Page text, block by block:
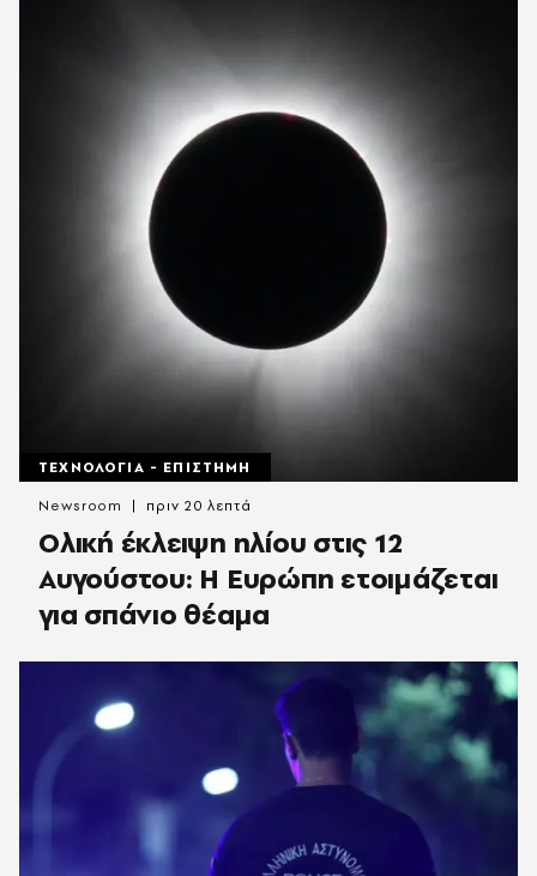
ΤΕΧΝΟΛΟΓΙΑ - ΕΠΙΣΤΗΜΗ
Ολική έκλειψη ηλίου στις 12
Αυγούστου: Η Ευρώπη ετοιμάζεται
για σπάνιο θέαμα
Newsroom πριν 20 λεπτά